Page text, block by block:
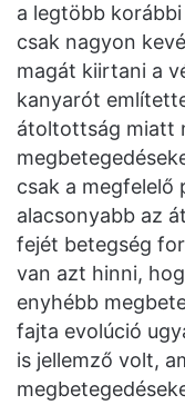
a legtöbb
csak nagyon
magát kiirtani a
kanyarót
átoltottság miatt
csak a megfelelő
alacsonyabb az
fejét betegség
van azt hinni,
enyhébb
fajta evolúció
is jellemző volt,